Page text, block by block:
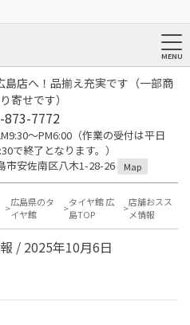
店へ！品揃え充実です（一部商
寄せです）
873-7772
〜PM6:00（作業の受付は平日
で終了となります。）
安佐南区八木1-28-26
Map
広島県のタ
イヤ館
タイヤ館 広
島TOP
店舗おスス
メ情報
/ 2025年10月6日